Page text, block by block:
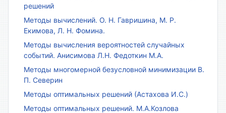
решений
Методы вычислений. О. Н. Гавришина, М. Р.
Екимова, Л. Н. Фомина.
Методы вычисления вероятностей случайных
событий. Анисимова Л.Н. Федоткин М.А.
Методы многомерной безусловной минимизации В.
П. Северин
Методы оптимальных решений (Астахова И.С.)
Методы оптимальных решений. М.А.Козлова